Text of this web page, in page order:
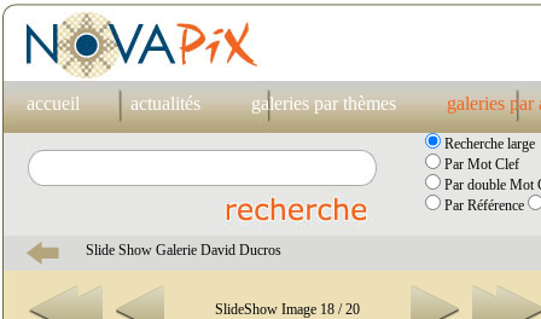
accueil actualités galeries par thèmes galeries par
Recherche large
Par Mot Clef
Par double Mot
Par Référence
Slide Show Galerie David Ducros
SlideShow Image 18 / 20